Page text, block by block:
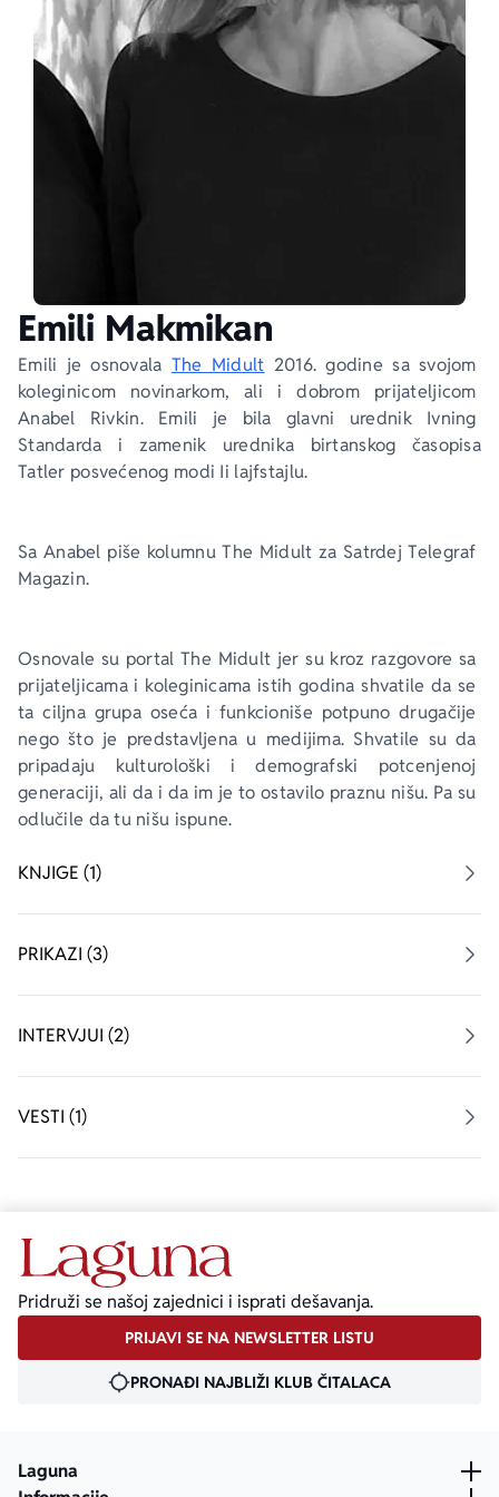
Emili Makmikan
Emili je osnovala The Midult 2016. godine sa svojom
koleginicom novinarkom, ali i dobrom prijateljicom
Anabel Rivkin. Emili je bila glavni urednik Ivning
Standarda i zamenik urednika birtanskog časopisa
Tatler posvećenog modi Ii lajfstajlu.
Sa Anabel piše kolumnu The Midult za Satrdej Telegraf
Magazin.
Osnovale su portal The Midult jer su kroz razgovore sa
prijateljicama i koleginicama istih godina shvatile da se
ta ciljna grupa oseća i funkcioniše potpuno drugačije
nego što je predstavljena u medijima. Shvatile su da
pripadaju kulturološki i demografski potcenjenoj
generaciji, ali da i da im je to ostavilo praznu nišu. Pa su
odlučile da tu nišu ispune.
KNJIGE (1)
PRIKAZI (3)
INTERVJUI (2)
VESTI (1)
Pridruži se našoj zajednici i isprati dešavanja.
PRIJAVI SE NA NEWSLETTER LISTU
PRONAĐI NAJBLIŽI KLUB ČITALACA
Laguna
Ekranizovane knjige
Za poklon
Poezija
Lični razvoj i popularna psihologija
Bojan Ljubenović
Dejan Tiago-Stanković
Peter Handke
Harlan Koben